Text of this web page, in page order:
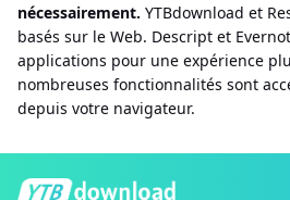
nécessairement. YTBdownload et
basés sur le Web. Descript et
applications pour une expérience
nombreuses fonctionnalités sont
depuis votre navigateur.